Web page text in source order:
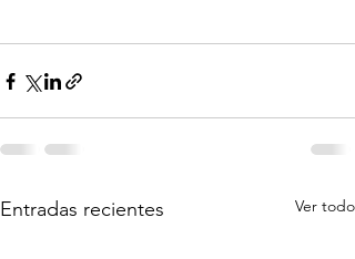
Entradas recientes Ver todo